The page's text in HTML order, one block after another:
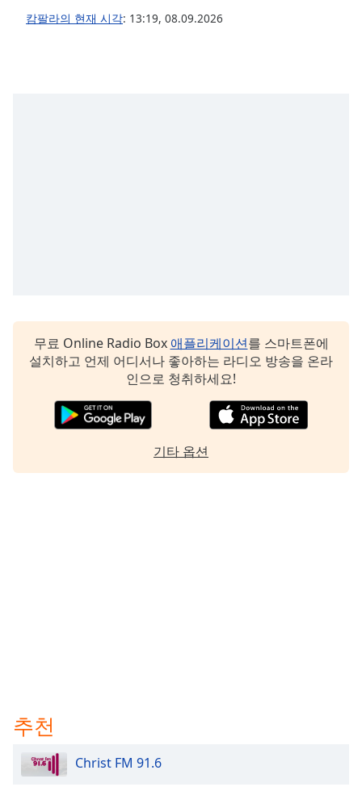
Opacity
Modal
캄팔라의 현재 시각: 13:19, 08.09.2026
무료 Online Radio Box 애플리케이션를 스마트폰에
설치하고 언제 어디서나 좋아하는 라디오 방송을 온라
인으로 청취하세요!
기타 옵션
추천
Christ FM 91.6